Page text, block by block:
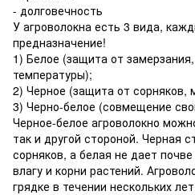
- долговечность
У агроволокна есть 3 вида,
предназначение!
1) Белое (защита от
температуры);
2) Черное (защита от сорняков,
3) Черно-белое (совмещение
Черное-белое агроволокно
так и другой стороной. Черная
сорняков, а белая не дает
влагу и корни растений.
грядке в течении нескольких